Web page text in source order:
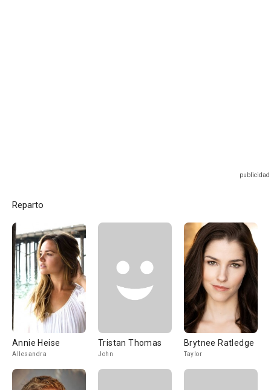
Reparto
Annie Heise
Allesandra
Tristan Thomas
John
Brytnee Ratledge
Taylor